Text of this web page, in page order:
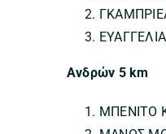
Ανδρών 5 km
ΜΠΕΝΙΤΟ